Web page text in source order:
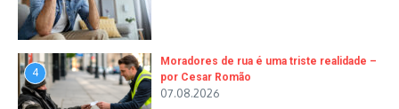
4
Moradores de rua é uma triste realidade –
por Cesar Romão
07.08.2026